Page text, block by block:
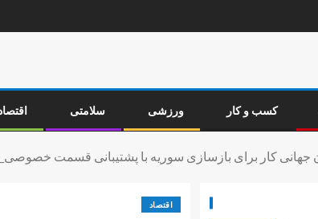
کسب و کار ورزشی سلامتی
جهانی کار برای بازسازی سوریه با پشتیبانی قسمت
اقتصاد